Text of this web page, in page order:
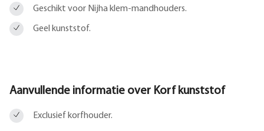
Geschikt voor Nijha klem-mandhouders.
Geel kunststof.
Aanvullende informatie over Korf kunststof
Exclusief korfhouder.